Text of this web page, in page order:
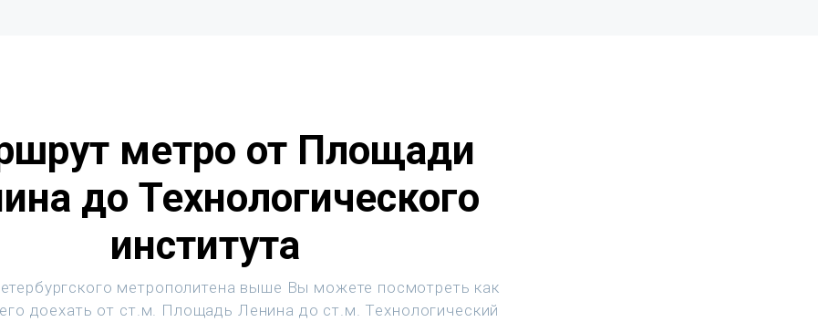
метро от Площади
до Технологического
института
метрополитена выше Вы можете посмотреть как
доехать от ст.м. Площадь Ленина до ст.м. Технологический